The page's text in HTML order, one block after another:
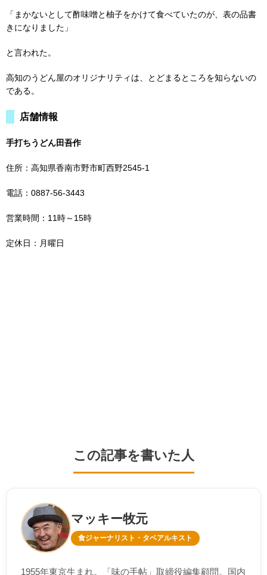
「まかないとして酢味噌と柚子をかけて食べていたのが、表の品書
きになりました」
と言われた。
高知のうどん屋のオリジナリティは、とどまるところを知らないの
である。
店舗情報
手打ちうどん田吾作
住所：高知県香南市野市町西野2545-1
電話：0887-56-3443
営業時間：11時～15時
定休日：月曜日
この記事を書いた人
マッキー牧元
食ジャーナリスト・タベアルキスト
1955年東京生まれ。「味の手帖」取締役編集顧問。国内